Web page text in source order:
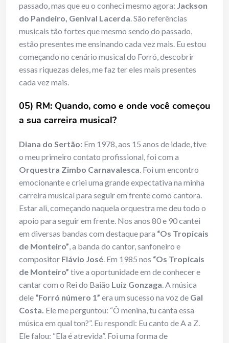
passado, mas que eu o conheci mesmo agora: Jackson
do Pandeiro, Genival Lacerda. São referências
musicais tão fortes que mesmo sendo do passado,
estão presentes me ensinando cada vez mais. Eu estou
começando no cenário musical do Forró, descobrir
essas riquezas deles, me faz ter eles mais presentes
cada vez mais.
05) RM: Quando, como e onde você começou
a sua carreira musical?
Diana do Sertão: Em 1978, aos 15 anos de idade, tive
o meu primeiro contato profissional, foi com a
Orquestra Zimbo Carnavalesca. Foi um encontro
emocionante e criei uma grande expectativa na minha
carreira musical para seguir em frente como cantora.
Estar ali, começando naquela orquestra me deu todo o
apoio para seguir em frente. Nos anos 80 e 90 cantei
em diversas bandas com destaque para “Os Tropicais
de Monteiro”, a banda do cantor, sanfoneiro e
compositor Flávio José. Em 1985 nos “Os Tropicais
de Monteiro” tive a oportunidade em de conhecer e
cantar com o Rei do Baião Luiz Gonzaga. A música
dele “Forró número 1” era um sucesso na voz de Gal
Costa. Ele me perguntou: “Ô menina, tu canta essa
música em qual ton?”. Eu respondi: Eu canto de A a Z.
Ele falou: “Ela é atrevida”. Foi uma forma de